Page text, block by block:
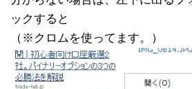
ックすると
（※クロムを使ってます。）